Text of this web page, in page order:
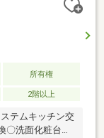
所有権
2階以上
テムキッチン交
〇洗面化粧台交